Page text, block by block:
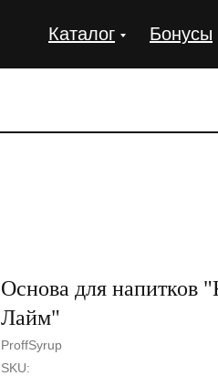
Бонусы
Каталог
Основа для напитков
Лайм"
ProffSyrup
SKU: